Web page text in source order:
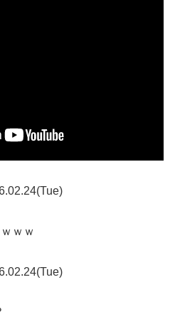
ｗｗ